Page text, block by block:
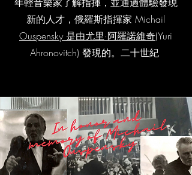
新的人才，俄羅斯指揮家 Michail
Ouspensky 是由尤里·阿羅諾維奇(Yuri
Ahronovitch) 發現的。二十世紀